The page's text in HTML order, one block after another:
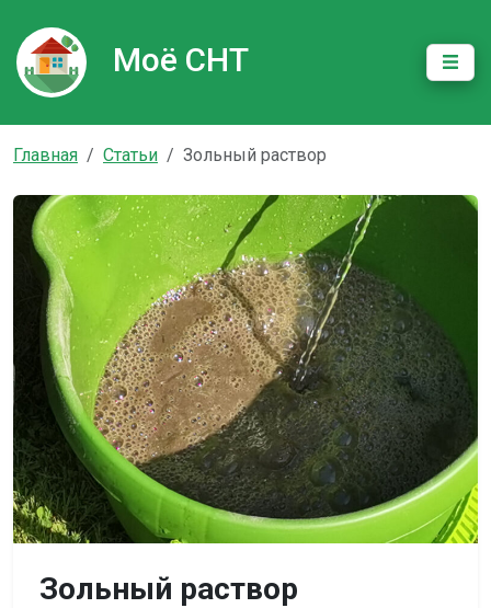
Моё СНТ
Главная Статьи Зольный раствор
Зольный раствор